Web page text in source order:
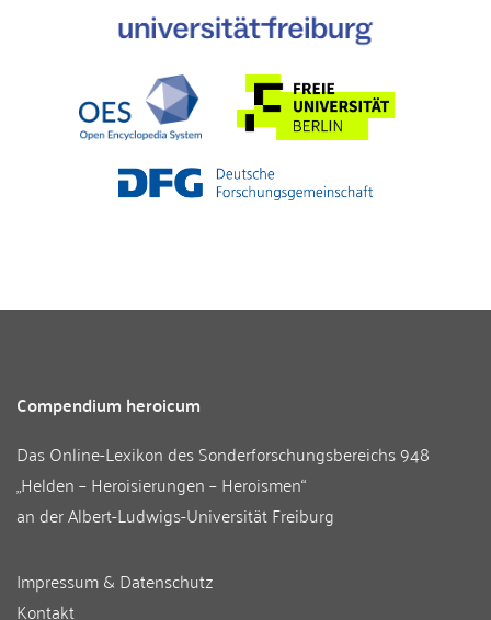
Compendium heroicum
Das Online-Lexikon desSonderforschungsbereichs 948
„Helden – Heroisierungen – Heroismen“
an derAlbert-Ludwigs-Universität Freiburg
Impressum & Datenschutz
Kontakt